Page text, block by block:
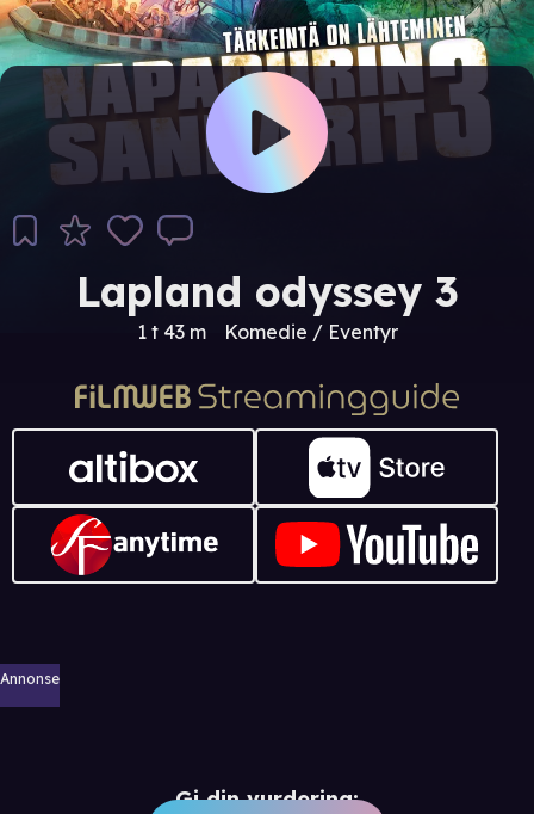
Lapland odyssey 3
1 t 43 m Komedie / Eventyr
Annonse
Gi din vurdering: